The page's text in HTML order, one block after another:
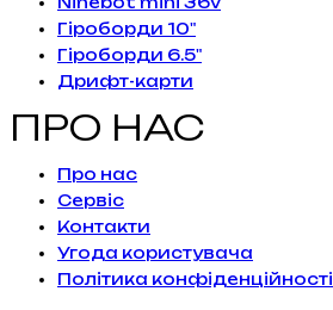
Гіроборди 10"
Гіроборди 6.5"
Дрифт-карти
ПРО НАС
Про нас
Сервiс
Контакти
Угода користувача
Політика конфіденційності